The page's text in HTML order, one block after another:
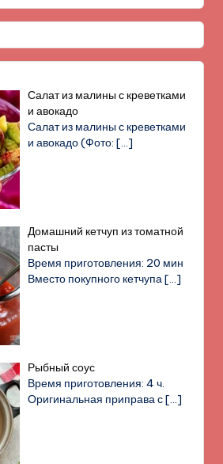
Салат из малины с креветками
и авокадо
Салат из малины с креветками
и авокадо (Фото:[…]
Домашний кетчуп из томатной
пасты
Время приготовления: 20 мин
Вместо покупного кетчупа[…]
Рыбный соус
Время приготовления: 4 ч.
Оригинальная приправа с[…]